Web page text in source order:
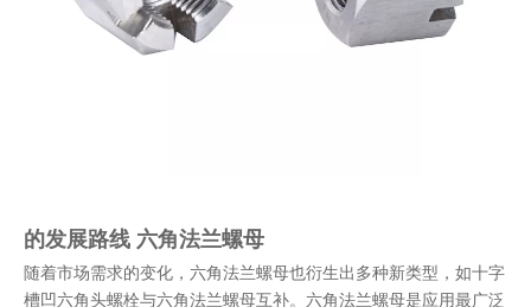
的发展路线 六角法兰螺母
随着市场需求的变化，六角法兰螺母也衍生出多种新类型，如十字
槽凹六角头螺栓与六角法兰螺母互补。六角法兰螺母是应用最广泛